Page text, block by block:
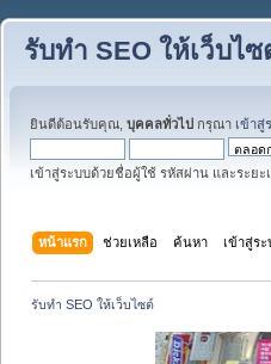
รับทำ SEO ให้เว็บไซ
ยินดีต้อนรับคุณ, บุคคลทั่วไป กรุณา เข้าสู่
เข้าสู่ระบบด้วยชื่อผู้ใช้ รหัสผ่าน และระยะ
หน้าแรก ช่วยเหลือ ค้นหา เข้าสู่ร
รับทำ SEO ให้เว็บไซต์